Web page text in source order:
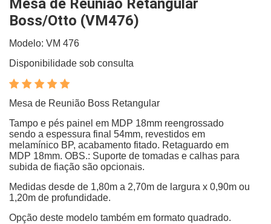
Mesa de Reunião Retangular
Boss/Otto (VM476)
Modelo: VM 476
Disponibilidade sob consulta
Mesa de Reunião Boss Retangular
Tampo e pés painel em MDP 18mm reengrossado
sendo a espessura final 54mm, revestidos em
melamínico BP, acabamento fitado. Retaguardo em
MDP 18mm. OBS.: Suporte de tomadas e calhas para
subida de fiação são opcionais.
Medidas desde de 1,80m a 2,70m de largura x 0,90m ou
1,20m de profundidade.
Opção deste modelo também em formato quadrado.